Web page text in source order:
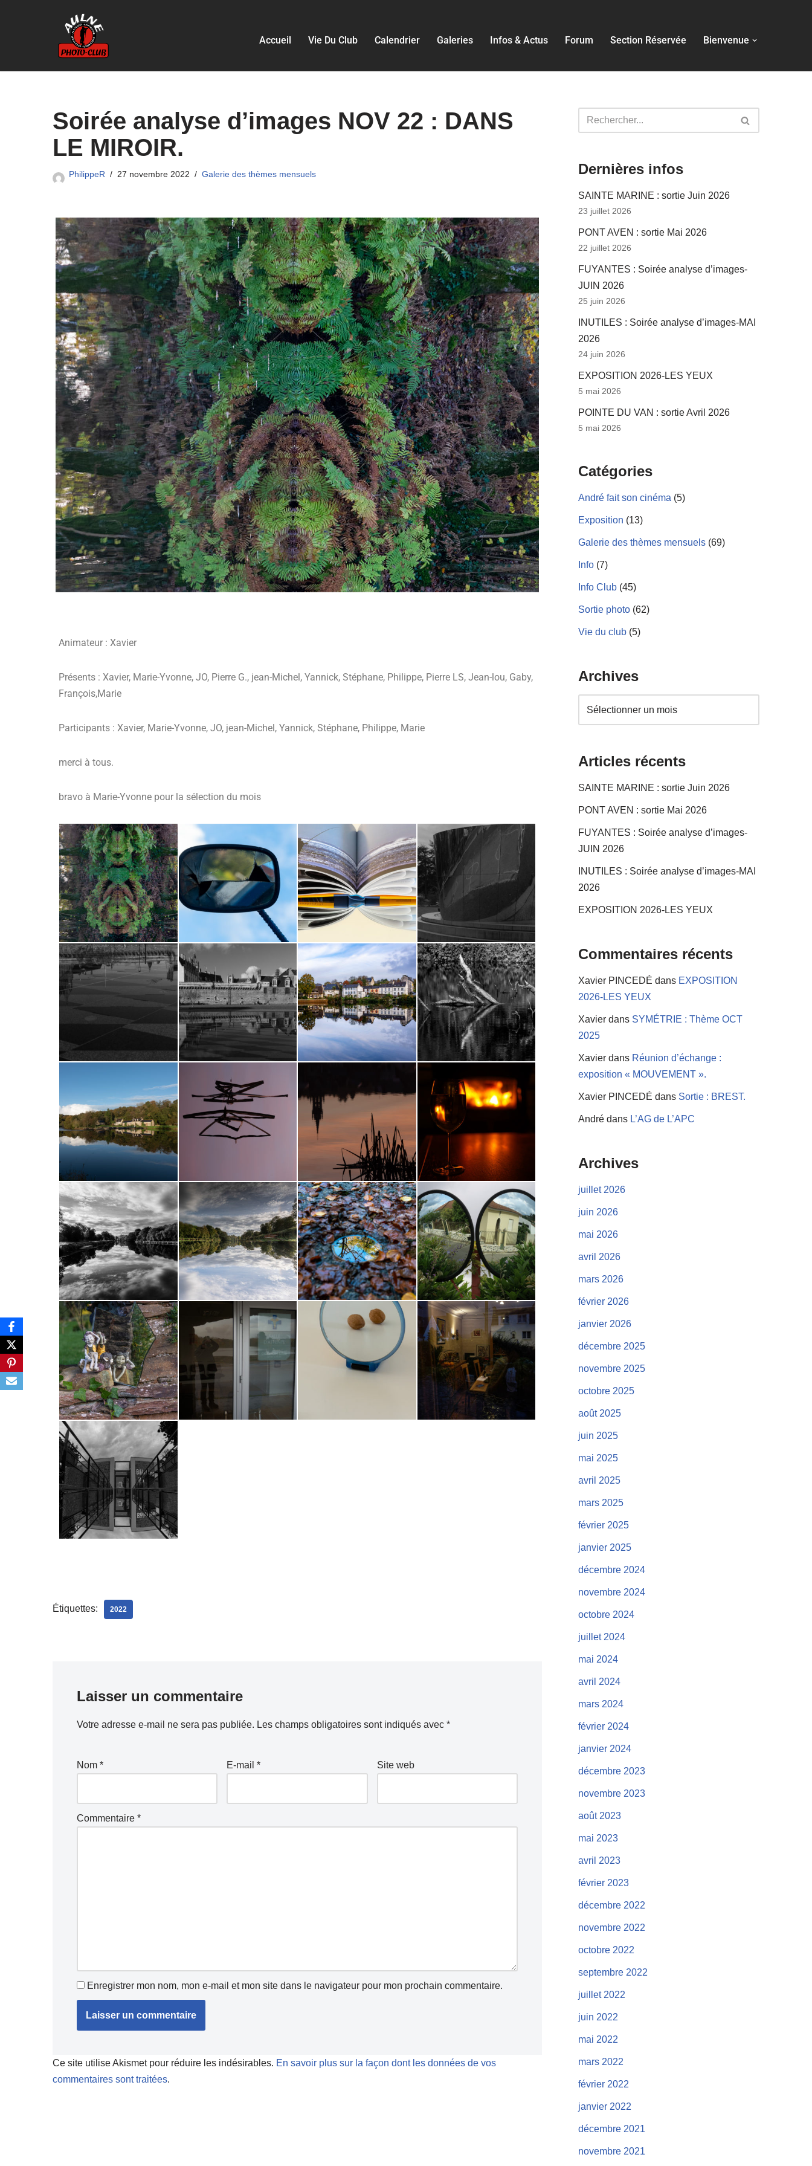
Accueil Vie Du Club Calendrier Galeries Infos & Actus Forum Section Réservée Bienvenue
Soirée analyse d’images NOV 22 : DANS
LE MIROIR.
PhilippeR 27 novembre 2022 Galerie des thèmes mensuels
Animateur : Xavier
Présents : Xavier, Marie-Yvonne, JO, Pierre G., jean-Michel, Yannick, Stéphane, Philippe, Pierre LS, Jean-lou, Gaby,
François,Marie
Participants : Xavier, Marie-Yvonne, JO, jean-Michel, Yannick, Stéphane, Philippe, Marie
merci à tous.
bravo à Marie-Yvonne pour la sélection du mois
Étiquettes: 2022
Laisser un commentaire
Votre adresse e-mail ne sera pas publiée. Les champs obligatoires sont indiqués avec *
Nom * E-mail* Site web
Commentaire *
Enregistrer mon nom, mon e-mail et mon site dans le navigateur pour mon prochain commentaire.
Ce site utilise Akismet pour réduire les indésirables. En savoir plus sur la façon dont les données de vos
commentaires sont traitées.
Dernières infos
SAINTE MARINE : sortie Juin 2026
23 juillet 2026
PONT AVEN : sortie Mai 2026
22 juillet 2026
FUYANTES : Soirée analyse d’images-
JUIN 2026
25 juin 2026
INUTILES : Soirée analyse d’images-MAI
2026
24 juin 2026
EXPOSITION 2026-LES YEUX
5 mai 2026
POINTE DU VAN : sortie Avril 2026
5 mai 2026
Catégories
André fait son cinéma (5)
Exposition (13)
Galerie des thèmes mensuels (69)
Info (7)
Info Club (45)
Sortie photo (62)
Vie du club (5)
Archives
Articles récents
SAINTE MARINE : sortie Juin 2026
PONT AVEN : sortie Mai 2026
FUYANTES : Soirée analyse d’images-
JUIN 2026
INUTILES : Soirée analyse d’images-MAI
2026
EXPOSITION 2026-LES YEUX
Commentaires récents
Xavier PINCEDÉ dans EXPOSITION
2026-LES YEUX
Xavier dans SYMÉTRIE : Thème OCT
2025
Xavier dans Réunion d’échange :
exposition « MOUVEMENT ».
Xavier PINCEDÉ dans Sortie : BREST.
André dans L’AG de L’APC
Archives
juillet 2026
juin 2026
mai 2026
avril 2026
mars 2026
février 2026
janvier 2026
décembre 2025
novembre 2025
octobre 2025
août 2025
juin 2025
mai 2025
avril 2025
mars 2025
février 2025
janvier 2025
décembre 2024
novembre 2024
octobre 2024
juillet 2024
mai 2024
avril 2024
mars 2024
février 2024
janvier 2024
décembre 2023
novembre 2023
août 2023
mai 2023
avril 2023
février 2023
décembre 2022
novembre 2022
octobre 2022
septembre 2022
juillet 2022
juin 2022
mai 2022
mars 2022
février 2022
janvier 2022
décembre 2021
novembre 2021